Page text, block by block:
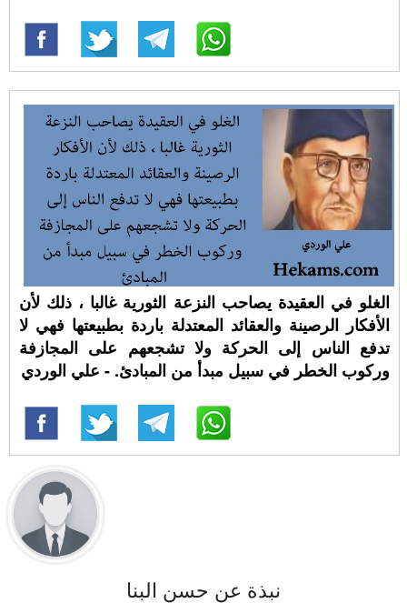
الغلو في العقيدة يصاحب النزعة الثورية غالبا ، ذلك لأن
الأفكار الرصينة والعقائد المعتدلة باردة بطبيعتها فهي لا
تدفع الناس إلى الحركة ولا تشجعهم على المجازفة
وركوب الخطر في سبيل مبدأ من المبادئ. - علي الوردي
نبذة عن حسن البنا